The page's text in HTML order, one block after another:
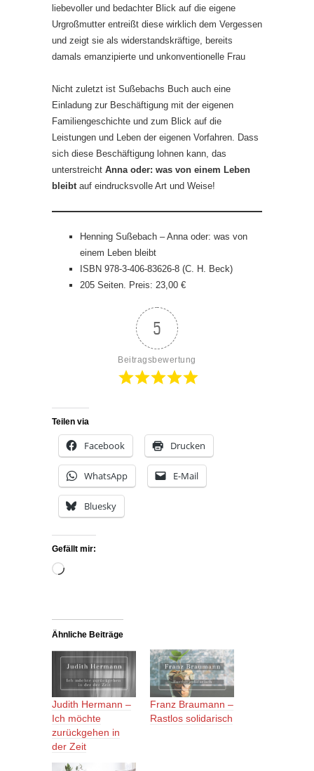
liebevoller und bedachter Blick auf die eigene
Urgroßmutter entreißt diese wirklich dem Vergessen
und zeigt sie als widerstandskräftige, bereits
damals emanzipierte und unkonventionelle Frau
Nicht zuletzt ist Sußebachs Buch auch eine
Einladung zur Beschäftigung mit der eigenen
Familiengeschichte und zum Blick auf die
Leistungen und Leben der eigenen Vorfahren. Dass
sich diese Beschäftigung lohnen kann, das
unterstreicht Anna oder: was von einem Leben
bleibt auf eindrucksvolle Art und Weise!
Henning Sußebach – Anna oder: was von
einem Leben bleibt
ISBN 978-3-406-83626-8 (C. H. Beck)
205 Seiten. Preis: 23,00 €
5
Beitragsbewertung
Teilen via
Facebook Drucken
WhatsApp E-Mail
Bluesky
Gefällt mir:
Wird
Ähnliche Beiträge
Judith Hermann –
Ich möchte
zurückgehen in
der Zeit
Franz Braumann –
Rastlos solidarisch